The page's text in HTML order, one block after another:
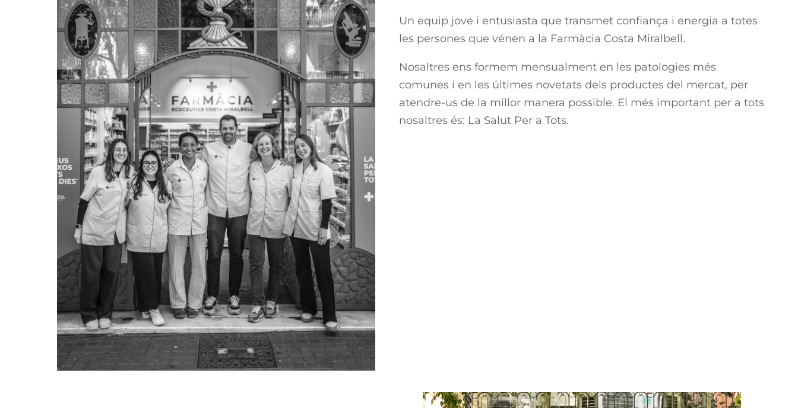
Un equip jove i entusiasta que transmet confiança i energia a totes
les persones que vénen a la Farmàcia Costa Miralbell.
Nosaltres ens formem mensualment en les patologies més
comunes i en les últimes novetats dels productes del mercat, per
atendre-us de la millor manera possible. El més important per a tots
nosaltres és: La Salut Per a Tots.